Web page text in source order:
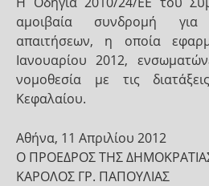
αμοιβαία συνδρομή
απαιτήσεων, η οποία
Ιανουαρίου 2012,
νομοθεσία με τις
Κεφαλαίου.
Αθήνα, 11 Απριλίου 2012
Ο ΠΡΟΕΔΡΟΣ ΤΗΣ
ΚΑΡΟΛΟΣ ΓΡ. ΠΑΠΟΥΛΙΑΣ